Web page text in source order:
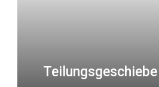
Teilungsgeschiebe